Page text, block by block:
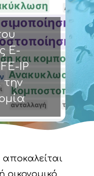
E-
IP
την
αποκαλείται
οικονομικό